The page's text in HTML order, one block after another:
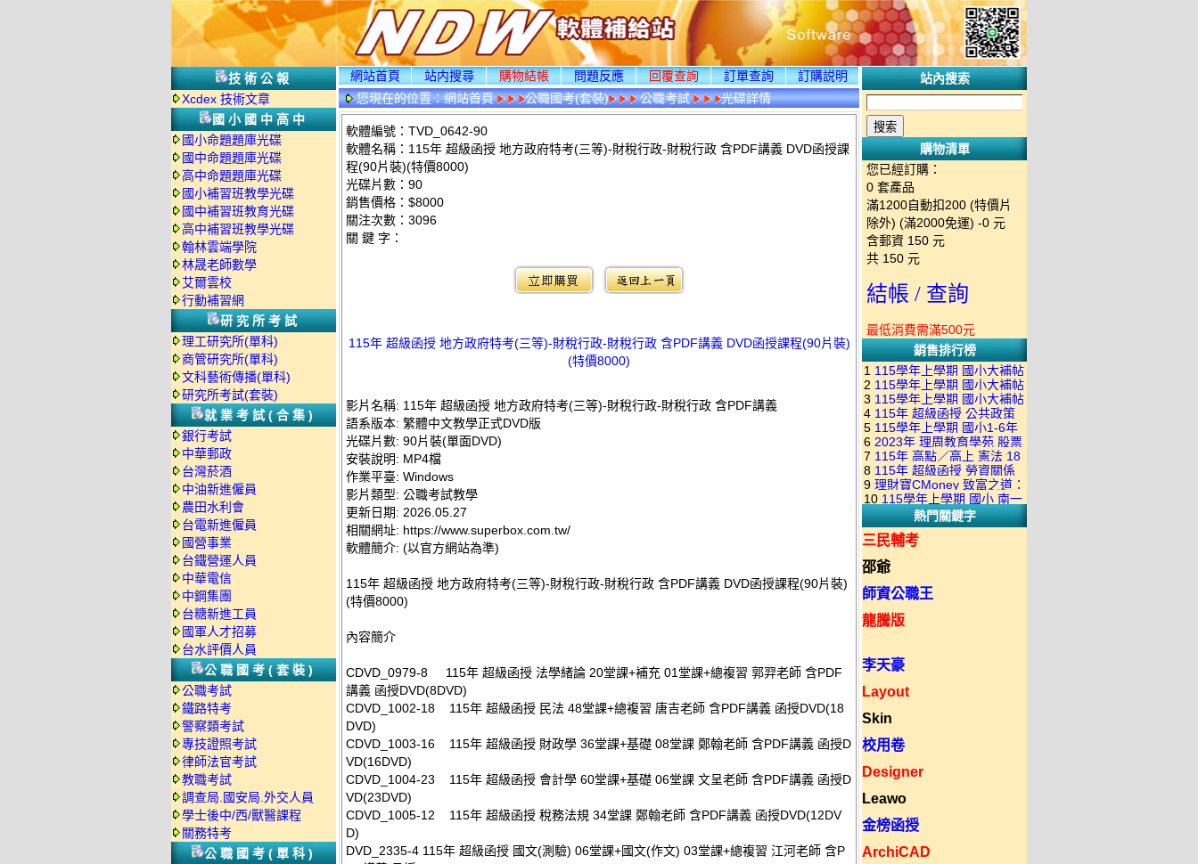
技術公報
Xcdex 技術文章
國小國中高中
國小命題題庫光碟
國中命題題庫光碟
高中命題題庫光碟
國小補習班教學光碟
國中補習班教育光碟
高中補習班教學光碟
翰林雲端學院
林晟老師數學
艾爾雲校
行動補習網
研究所考試
理工研究所(單科)
商管研究所(單科)
文科藝術傳播(單科)
研究所考試(套裝)
就業考試(合集)
銀行考試
中華郵政
台灣菸酒
中油新進僱員
農田水利會
台電新進僱員
國營事業
台鐵營運人員
中華電信
中鋼集團
台糖新進工員
國軍人才招募
台水評價人員
公職國考(套裝)
公職考試
鐵路特考
警察類考試
專技證照考試
律師法官考試
教職考試
調查局.國安局.外交人員
學士後中/西/獸醫課程
關務特考
公職國考(單科)
網站首頁 站内搜尋 購物結帳 問題反應 回覆查詢 訂單查詢
訂購説明
您現在的位置：網站首頁 公職國考(套裝) 公職考試 光碟詳情
軟體編號：TVD_0642-90
軟體名稱：115年 超級函授 地方政府特考(三等)-財稅行政-財稅行政 含PDF講義 DVD函授課
程(90片裝)(特價8000)
光碟片數：90
銷售價格：$8000
關注次數： 3096
關 鍵 字：
115年 超級函授 地方政府特考(三等)-財稅行政-財稅行政 含PDF講義 DVD函授課程(90片裝)
(特價8000)
影片名稱: 115年 超級函授 地方政府特考(三等)-財稅行政-財稅行政 含PDF講義
語系版本: 繁體中文教學正式DVD版
光碟片數: 90片裝(單面DVD)
安裝說明: MP4檔
作業平臺: Windows
影片類型: 公職考試教學
更新日期: 2026.05.27
相關網址: https://www.superbox.com.tw/
軟體簡介: (以官方網站為準)
115年 超級函授 地方政府特考(三等)-財稅行政-財稅行政 含PDF講義 DVD函授課程(90片裝)
(特價8000)
內容簡介
CDVD_0979-8 115年 超級函授 法學緒論 20堂課+補充 01堂課+總複習 郭羿老師 含PDF
講義 函授DVD(8DVD)
CDVD_1002-18 115年 超級函授 民法 48堂課+總複習 唐吉老師 含PDF講義 函授DVD(18
DVD)
CDVD_1003-16 115年 超級函授 財政學 36堂課+基礎 08堂課 鄭翰老師 含PDF講義 函授D
VD(16DVD)
CDVD_1004-23 115年 超級函授 會計學 60堂課+基礎 06堂課 文呈老師 含PDF講義 函授D
VD(23DVD)
CDVD_1005-12 115年 超級函授 稅務法規 34堂課 鄭翰老師 含PDF講義 函授DVD(12DV
D)
DVD_2335-4 115年 超級函授 國文(測驗) 06堂課+國文(作文) 03堂課+總複習 江河老師 含P
站內搜索
購物清單
您已經訂購：
0 套產品
滿1200自動扣200 (特價片
除外) (滿2000免運) -0 元
含郵資 150 元
共 150 元
結帳 / 查詢
最低消費需滿500元
銷售排行榜
1 115學年上學期 國小大補帖
南一版 國語+數學+社會+生活
+自然 1-6年級 教學光碟DVD
版(3DVD)
2 115學年上學期 國小大補帖
康軒版 國語+數學+社會+生活
+自然 1-6年級 教學光碟DVD
版(3DVD)
3 115學年上學期 國小大補帖
翰林版 國語+數學+社會+生活
+自然 1-6年級 教學光碟DVD
版(3DVD)
4 115年 超級函授 公共政策
22堂課+總複習 張楚老師 含
PDF講義 函授DVD(9DVD)
5 115學年上學期 國小1-6年
級 習作解答(含康軒.南一.翰林
全版本.全科目)合輯版 DVD版
6 2023年 理周教育學苑 股票
當沖煉金術 主講：朱家泓 國
語發音 DVD版
7 115年 高點／高上 憲法 18
堂課 宗台大老師 含PDF講義
函授DVD(8DVD)【適用於律
師司法考試】
8 115年 超級函授 勞資關係
概要 11堂課+總複習 陸川老
師 含PDF講義 函授
DVD(5DVD)
9 理財寶CMoney 致富之道：
上班族飆股攻略班 主講：朱
家泓+林穎 國語發音 DVD版
10 115學年上學期 國小 南一
版 教師手冊(全年級、全領域)
教學光碟DVD版
熱門關鍵字
三民輔考
邵爺
師資公職王
龍騰版
李天豪
Layout
Skin
校用卷
Designer
Leawo
金榜函授
ArchiCAD